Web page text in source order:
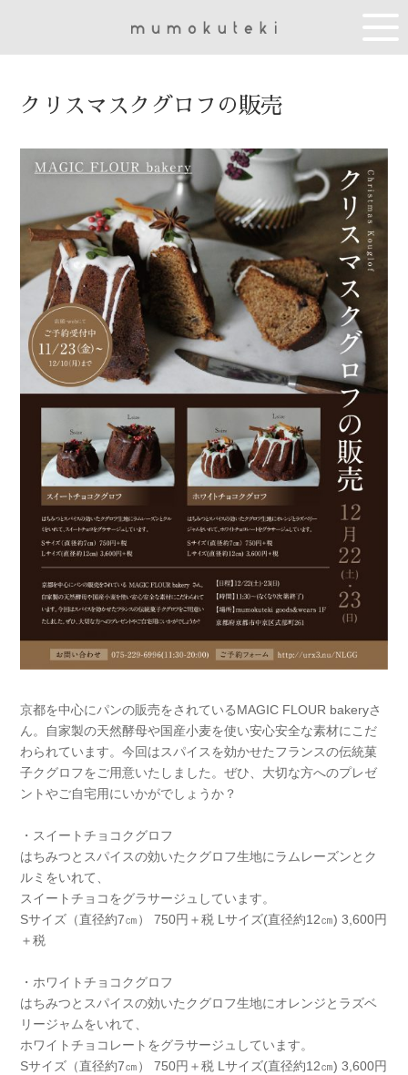
クリスマスクグロフの販売
京都を中心にパンの販売をされているMAGIC FLOUR bakeryさ
ん。自家製の天然酵母や国産小麦を使い安心安全な素材にこだ
わられています。今回はスパイスを効かせたフランスの伝統菓
子クグロフをご用意いたしました。ぜひ、大切な方へのプレゼ
ントやご自宅用にいかがでしょうか？
・スイートチョコクグロフ
はちみつとスパイスの効いたクグロフ生地にラムレーズンとク
ルミをいれて、
スイートチョコをグラサージュしています。
Sサイズ（直径約7㎝） 750円＋税 Lサイズ(直径約12㎝) 3,600円
＋税
・ホワイトチョコクグロフ
はちみつとスパイスの効いたクグロフ生地にオレンジとラズベ
リージャムをいれて、
ホワイトチョコレートをグラサージュしています。
Sサイズ（直径約7㎝） 750円＋税 Lサイズ(直径約12㎝) 3,600円